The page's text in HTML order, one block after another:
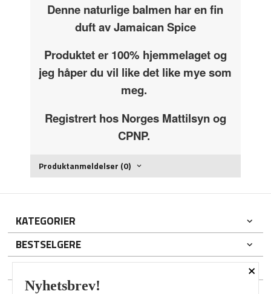
Denne naturlige balmen har en fin
duft av Jamaican Spice
Produktet er 100% hjemmelaget og
jeg håper du vil like det like mye som
meg.
Registrert hos Norges Mattilsyn og
CPNP.
Produktanmeldelser (0)
KATEGORIER
BESTSELGERE
DIN KONTO
×
Nyhetsbrev!